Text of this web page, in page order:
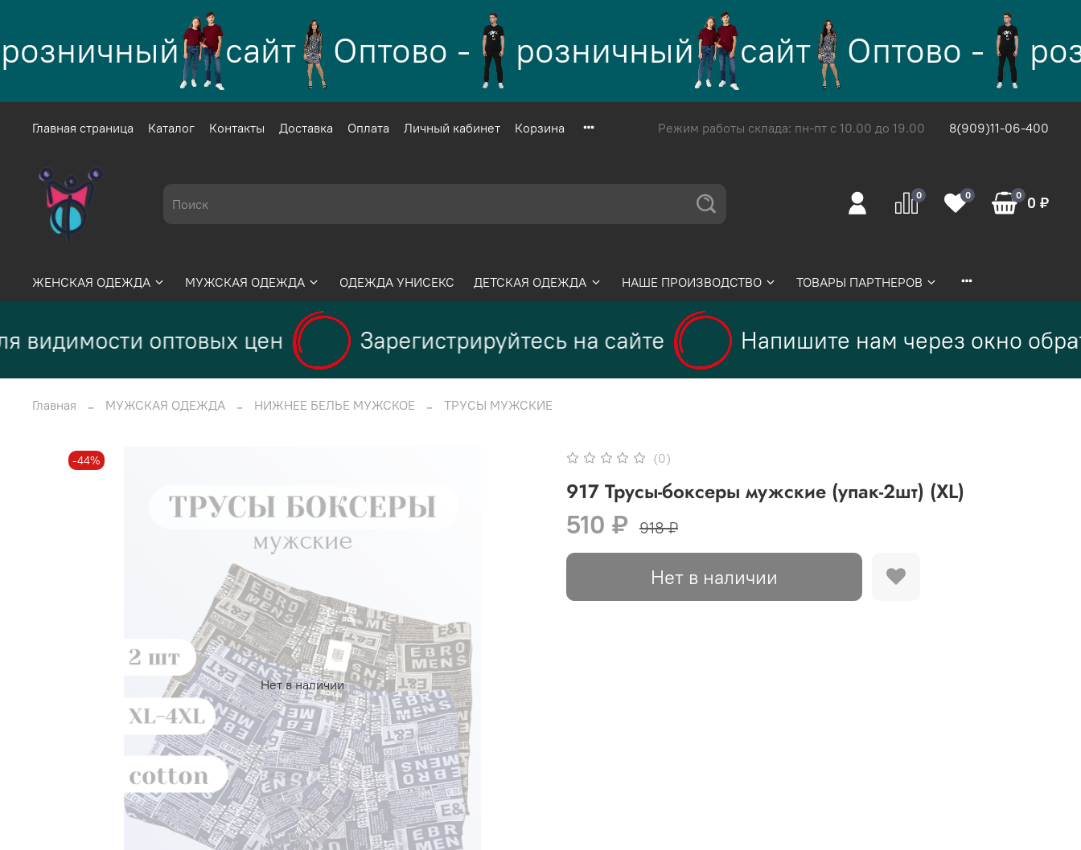
сайт Оптово - розничный сайт Оптово -
Главная страница Каталог Контакты Доставка Оплата Личный кабинет Корзина Режим работы склада: пн-пт с 10.00 до 19.00 8(909)11-06-400
0 0 0 0 ₽
ЖЕНСКАЯ ОДЕЖДА МУЖСКАЯ ОДЕЖДА ОДЕЖДА УНИСЕКС ДЕТСКАЯ ОДЕЖДА НАШЕ ПРОИЗВОДСТВО ТОВАРЫ ПАРТНЕРОВ
видимости оптовых цен Зарегистрируйтесь на сайте Напишите нам через окно
Главная МУЖСКАЯ ОДЕЖДА НИЖНЕЕ БЕЛЬЕ МУЖСКОЕ ТРУСЫ МУЖСКИЕ
Нет в наличии
-44% (0)
917 Трусы-боксеры мужские (упак-2шт) (XL)
510 ₽ 918 ₽
Нет в наличии